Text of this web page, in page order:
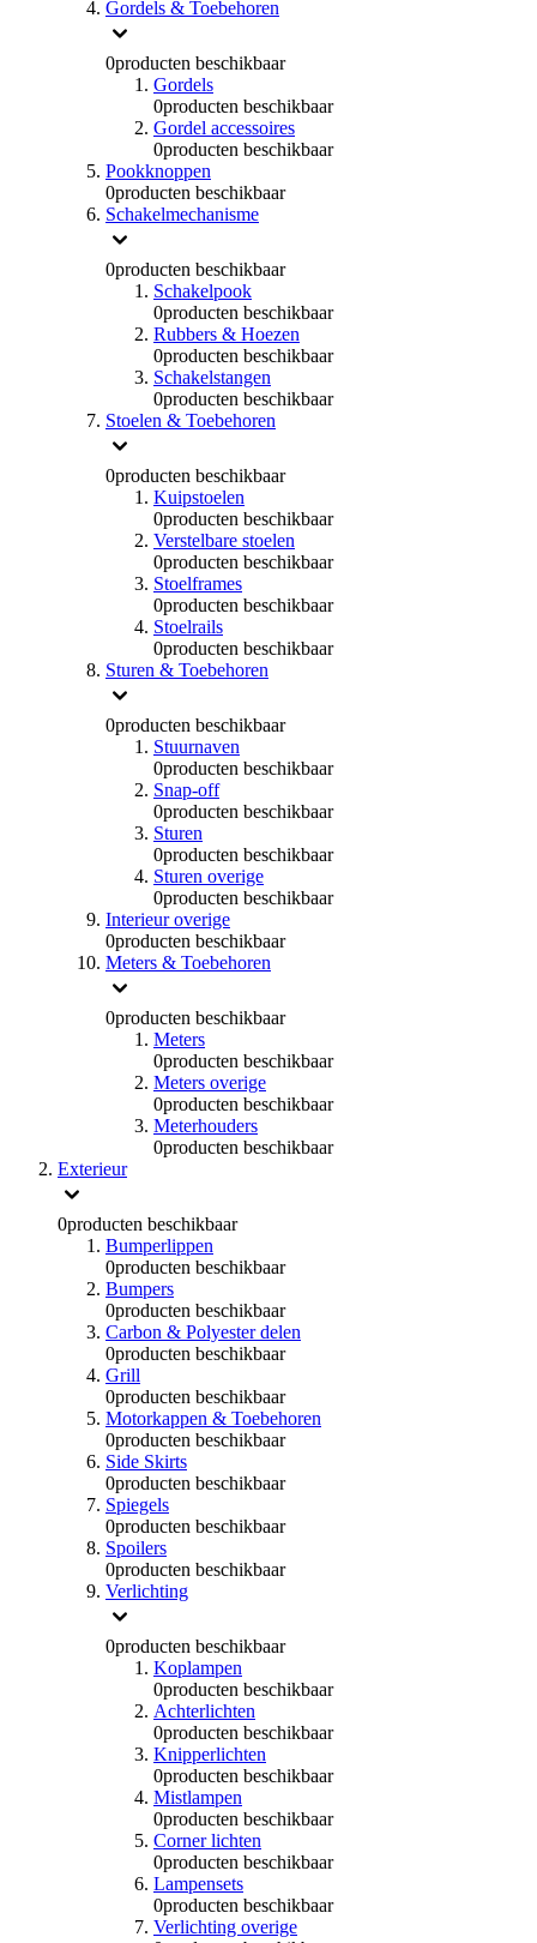
Gordels & Toebehoren
0producten beschikbaar
Gordels
0producten beschikbaar
Gordel accessoires
0producten beschikbaar
Pookknoppen
0producten beschikbaar
Schakelmechanisme
0producten beschikbaar
Schakelpook
0producten beschikbaar
Rubbers & Hoezen
0producten beschikbaar
Schakelstangen
0producten beschikbaar
Stoelen & Toebehoren
0producten beschikbaar
Kuipstoelen
0producten beschikbaar
Verstelbare stoelen
0producten beschikbaar
Stoelframes
0producten beschikbaar
Stoelrails
0producten beschikbaar
Sturen & Toebehoren
0producten beschikbaar
Stuurnaven
0producten beschikbaar
Snap-off
0producten beschikbaar
Sturen
0producten beschikbaar
Sturen overige
0producten beschikbaar
Interieur overige
0producten beschikbaar
Meters & Toebehoren
0producten beschikbaar
Meters
0producten beschikbaar
Meters overige
0producten beschikbaar
Meterhouders
0producten beschikbaar
Exterieur
0producten beschikbaar
Bumperlippen
0producten beschikbaar
Bumpers
0producten beschikbaar
Carbon & Polyester delen
0producten beschikbaar
Grill
0producten beschikbaar
Motorkappen & Toebehoren
0producten beschikbaar
Side Skirts
0producten beschikbaar
Spiegels
0producten beschikbaar
Spoilers
0producten beschikbaar
Verlichting
0producten beschikbaar
Koplampen
0producten beschikbaar
Achterlichten
0producten beschikbaar
Knipperlichten
0producten beschikbaar
Mistlampen
0producten beschikbaar
Corner lichten
0producten beschikbaar
Lampensets
0producten beschikbaar
Verlichting overige